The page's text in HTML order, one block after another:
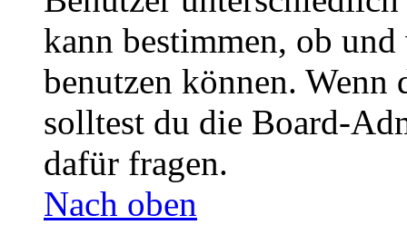
kann bestimmen, ob
benutzen können. Wenn
solltest du die Board-
dafür fragen.
Nach oben